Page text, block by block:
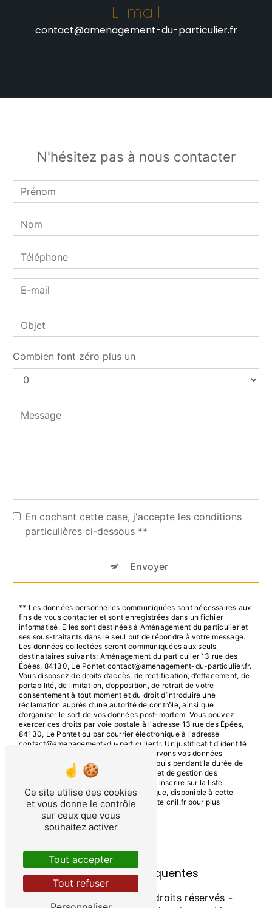
E-mail
contact@amenagement-du-particulier.fr
N'hésitez pas à nous contacter
Combien font zéro plus un
En cochant cette case, j'accepte les conditions
particulières ci-dessous **
Envoyer
** Les données personnelles communiquées sont nécessaires aux
fins de vous contacter et sont enregistrées dans un fichier
informatisé. Elles sont destinées à Aménagement du particulier et
ses sous-traitants dans le seul but de répondre à votre message.
Les données collectées seront communiquées aux seuls
destinataires suivants: Aménagement du particulier 13 rue des
Épées, 84130, Le Pontet contact@amenagement-du-particulier.fr.
Vous disposez de droits d’accès, de rectification, d’effacement, de
portabilité, de limitation, d’opposition, de retrait de votre
consentement à tout moment et du droit d’introduire une
réclamation auprès d’une autorité de contrôle, ainsi que
d’organiser le sort de vos données post-mortem. Vous pouvez
exercer ces droits par voie postale à l'adresse 13 rue des Épées,
84130, Le Pontet ou par courrier électronique à l'adresse
contact@amenagement-du-particulier.fr. Un justificatif d'identité
pourra vous être demandé. Nous conservons vos données
pendant la période de prise de contact puis pendant la durée de
prescription légale aux fins probatoires et de gestion des
contentieux. Vous avez le droit de vous inscrire sur la liste
d'opposition au démarchage téléphonique, disponible à cette
adresse: Bloctel.gouv.fr. Consultez le site cnil.fr pour plus
d’informations sur vos droits.
Recherches fréquentes
- 2026 - Tous droits réservés -
Ce site utilise des cookies
et vous donne le contrôle
sur ceux que vous
souhaitez activer
Tout accepter
Tout refuser